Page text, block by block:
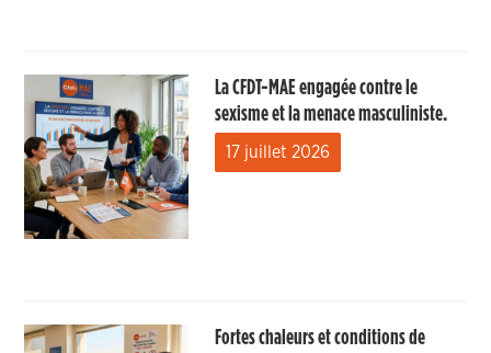
La CFDT-MAE engagée contre le
sexisme et la menace masculiniste.
17 juillet 2026
Fortes chaleurs et conditions de